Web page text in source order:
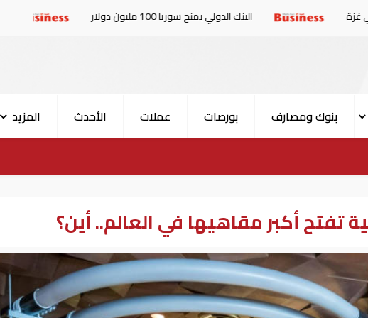
البنك الدولي يمنح سوريا 100 مليون دولار الإمارات
بنوك ومصارف بورصات عملات الأحدث المزيد
تفتح أكبر مقاهيها في العالم.. أين؟